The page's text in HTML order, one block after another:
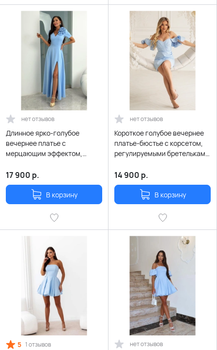
нет отзывов
Длинное ярко-голубое
вечернее платье с
мерцающим эффектом,
розой и поясом
17 900 р.
В корзину
нет отзывов
Короткое голубое вечернее
платье-бюстье с корсетом,
регулируемыми бретельками
14 900 р.
В корзину
5 1 отзывов нет отзывов